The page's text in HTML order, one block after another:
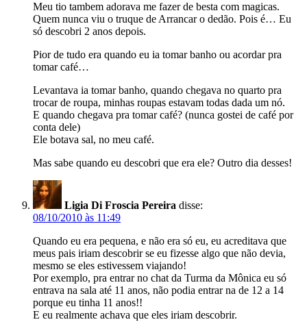
Meu tio tambem adorava me fazer de besta com magicas.
Quem nunca viu o truque de Arrancar o dedão. Pois é… Eu
só descobri 2 anos depois.
Pior de tudo era quando eu ia tomar banho ou acordar pra
tomar café…
Levantava ia tomar banho, quando chegava no quarto pra
trocar de roupa, minhas roupas estavam todas dada um nó.
E quando chegava pra tomar café? (nunca gostei de café por
conta dele)
Ele botava sal, no meu café.
Mas sabe quando eu descobri que era ele? Outro dia desses!
Ligia Di Froscia Pereira disse:
08/10/2010 às 11:49
Quando eu era pequena, e não era só eu, eu acreditava que
meus pais iriam descobrir se eu fizesse algo que não devia,
mesmo se eles estivessem viajando!
Por exemplo, pra entrar no chat da Turma da Mônica eu só
entrava na sala até 11 anos, não podia entrar na de 12 a 14
porque eu tinha 11 anos!!
E eu realmente achava que eles iriam descobrir.